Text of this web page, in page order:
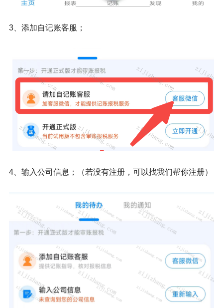
3、添加自记账客服；
4、输入公司信息；（若没有注册，可以找我们帮你注册）